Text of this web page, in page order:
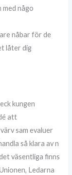
någo
nåbar för de
låter dig
kungen
att
sam evaluer
så klara av n
väsentliga finns
Ledarna